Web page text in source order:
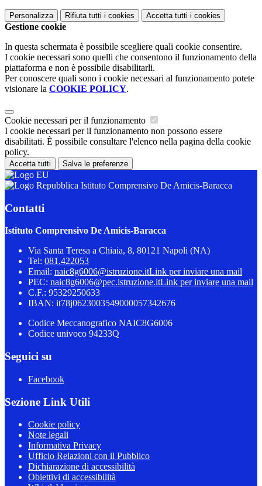
Personalizza Rifiuta tutti i cookies Accetta tutti i cookies
Gestione cookie
In questa schermata è possibile scegliere quali cookie consentire.
I cookie necessari sono quelli che consentono il funzionamento della
piattaforma e non è possibile disabilitarli.
Per conoscere quali sono i cookie necessari al funzionamento potete
visionare la COOKIE POLICY.
Cookie necessari per il funzionamento
I cookie necessari per il funzionamento non possono essere
disabilitati. È possibile consultare l'elenco nella pagina della cookie
policy.
Accetta tutti Salva le preferenze
Istituto Comprensivo De Amicis-Baracca
Contatti
Istituto Comprensivo De Amicis-Baracca
Via Santa Teresa a Chiaia, 8, 80121 Napoli (NA)
Tel: 081.422053
Email: naic8g6006@istruzione.itLink per inviare una mail
PEC: naic8g6006@pec.istruzione.itLink per inviare una mail
C.F.: 95329250633
IBAN: it78j0623003549000057342676
Codice Meccanografico NAIC8G6006
Codice univoco 94233Q
Seguici su
Facebook
Sezione Link Utili
Cookie policy
Note legali
Informativa Privacy
Ufficio Relazioni con il Pubblico
Dichiarazione di accessibilità
Obiettivi di accessibilità